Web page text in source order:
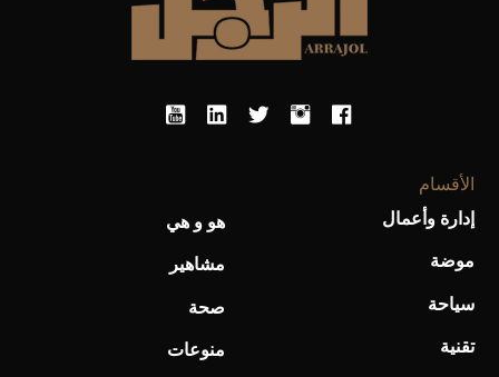
الأقسام
إدارة وأعمال
موضة
سياحة
تقنية
هو و هي
مشاهير
صحة
منوعات